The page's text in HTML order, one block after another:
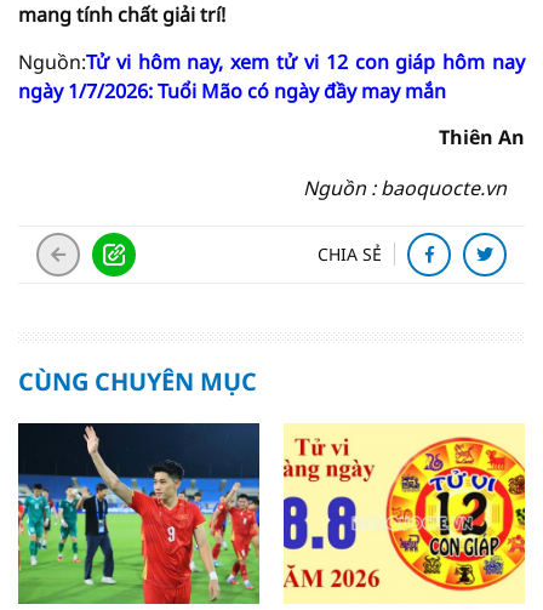
mang tính chất giải trí!
Nguồn:Tử vi hôm nay, xem tử vi 12 con giáp hôm nay
ngày 1/7/2026: Tuổi Mão có ngày đầy may mắn
Thiên An
Nguồn : baoquocte.vn
CHIA SẺ
CÙNG CHUYÊN MỤC